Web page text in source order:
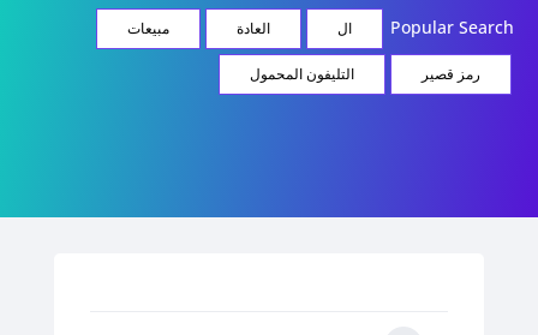
Popular العادة مبيعات
رمز قصير التليفون المحمول